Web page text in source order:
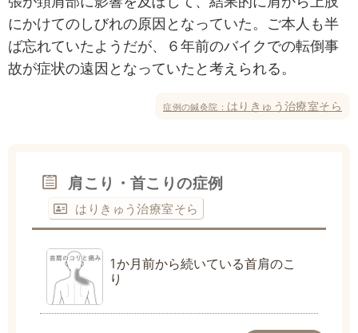
にかけてのしびれの原因となっていた。ご本人も半
ば忘れていたようだが、６年前のバイクでの転倒事
故が症状の遠因となっていたと考えられる。
症例の鍼灸院： はりきゅう治療室そら
肩こり・首こりの症例
はりきゅう治療室そら
1か月前から続いている首肩のこ
り